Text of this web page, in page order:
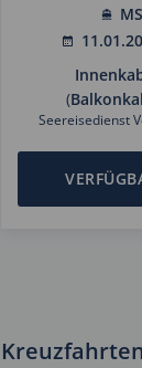
(
Seereisedienst